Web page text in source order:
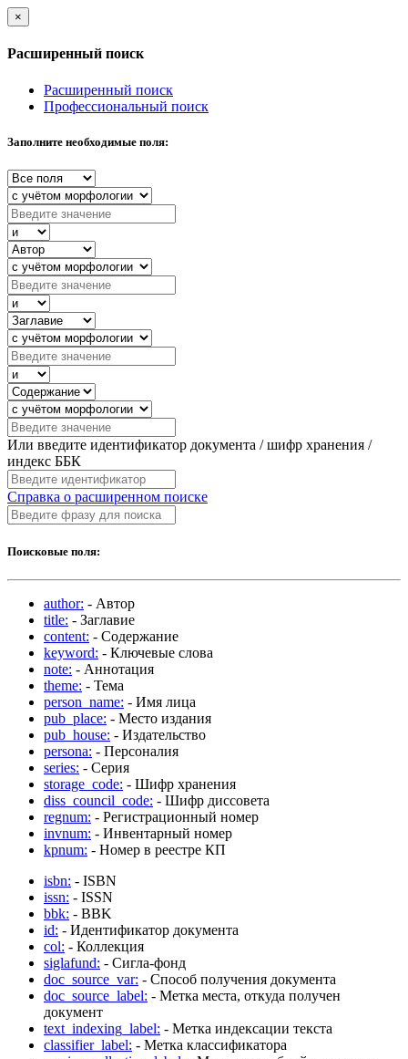
×
Расширенный поиск
Расширенный поиск
Профессиональный поиск
Заполните необходимые поля:
Или введите идентификатор документа / шифр хранения /
индекс ББК
Справка о расширенном поиске
Поисковые поля:
author: - Автор
title: - Заглавие
content: - Содержание
keyword: - Ключевые слова
note: - Аннотация
theme: - Тема
person_name: - Имя лица
pub_place: - Место издания
pub_house: - Издательство
persona: - Персоналия
series: - Серия
storage_code: - Шифр хранения
diss_council_code: - Шифр диссовета
regnum: - Регистрационный номер
invnum: - Инвентарный номер
kpnum: - Номер в реестре КП
isbn: - ISBN
issn: - ISSN
bbk: - BBK
id: - Идентификатор документа
col: - Коллекция
siglafund: - Сигла-фонд
doc_source_var: - Способ получения документа
doc_source_label: - Метка места, откуда получен
документ
text_indexing_label: - Метка индексации текста
classifier_label: - Метка классификатора